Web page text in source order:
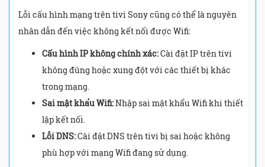
Lỗi cấu hình mạng trên tivi Sony cũng có thể là nguyên
nhân dẫn đến việc không kết nối được Wifi:
Cấu hình IP không chính xác:Cài đặt IP trên tivi
không đúng hoặc xung đột với các thiết bị khác
trong mạng.
Sai mật khẩu Wifi:Nhập sai mật khẩu Wifi khi thiết
lập kết nối.
Lỗi DNS:Cài đặt DNS trên tivi bị sai hoặc không
phù hợp với mạng Wifi đang sử dụng.